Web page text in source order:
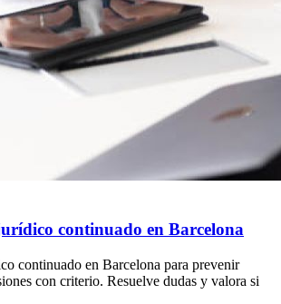
continuado en Barcelona
continuado en Barcelona para prevenir
con criterio. Resuelve dudas y valora si